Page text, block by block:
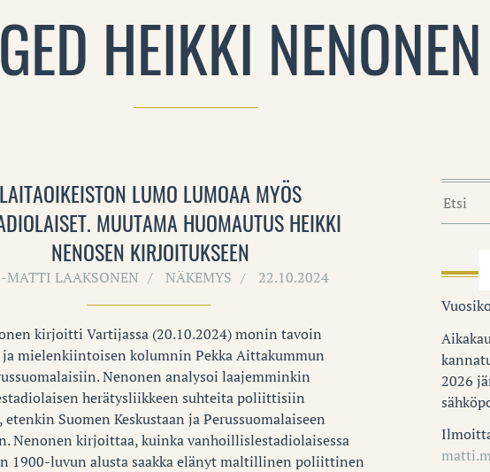
HEIKKI NENONEN
LAITAOIKEISTON LUMO LUMOAA MYÖS
MUUTAMA HUOMAUTUS HEIKKI
NENOSEN KIRJOITUKSEEN
MATTI LAAKSONEN NÄKEMYS 22.10.2024
kirjoitti Vartijassa (20.10.2024) monin tavoin
ja mielenkiintoisen kolumnin Pekka Aittakummun
Nenonen analysoi laajemminkin
herätysliikkeen suhteita poliittisiin
Suomen Keskustaan ja Perussuomalaiseen
Nenonen kirjoittaa, kuinka vanhoillislestadiolaisessa
1900-luvun alusta saakka elänyt maltillinen poliittinen
2026